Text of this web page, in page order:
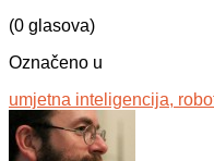
(0 glasova)
Označeno u
umjetna inteligencija,